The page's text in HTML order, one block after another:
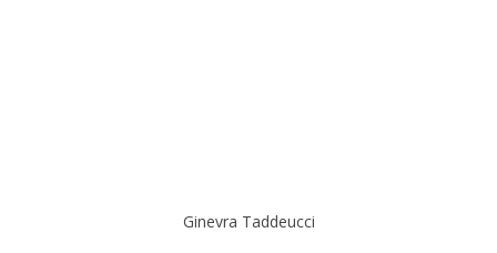
Ginevra Taddeucci